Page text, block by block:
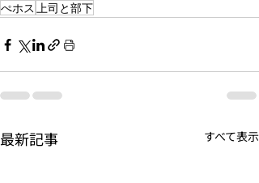
ぺホス 上司と部下
最新記事 すべて表示